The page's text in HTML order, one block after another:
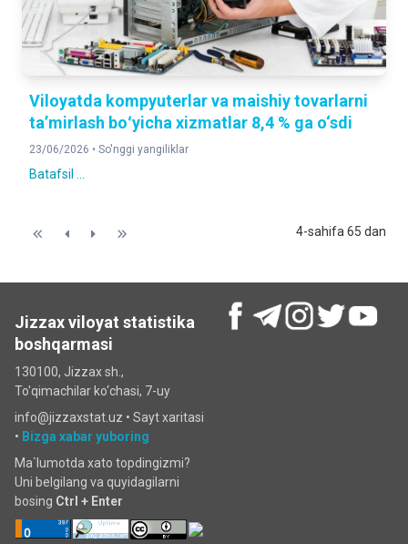
Viloyatda kompyuterlar va maishiy tovarlarni
taʼmirlash boʻyicha xizmatlar 8,4 % ga o‘sdi
23/06/2026 • So'nggi yangiliklar
Batafsil ...
4-sahifa 65 dan
Jizzax viloyat statistika
boshqarmasi
130100, Jizzax sh.,
To'qimachilar ko‘chаsi, 7-uy
info@jizzaxstat.uz • Sayt xaritasi
• Bizga xabar yuboring
Ma`lumotda xato topdingizmi?
Uni belgilang va quyidagilarni
bosing Ctrl + Enter